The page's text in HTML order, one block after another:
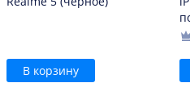
В корзину